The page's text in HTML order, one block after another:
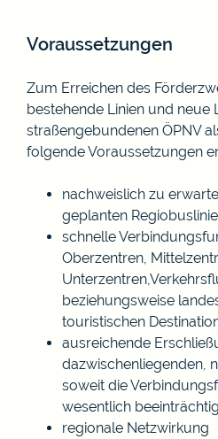
Voraussetzungen
Zum Erreichen des
bestehende Linien und neue
straßengebundenen ÖPNV
folgende Voraussetzungen
nachweislich zu
geplanten Regiobuslinie
schnelle
Oberzentren,
beziehungsweise
touristischen
ausreichende
dazwischenliegenden,
soweit die
wesentlich
regionale Netzwirkung